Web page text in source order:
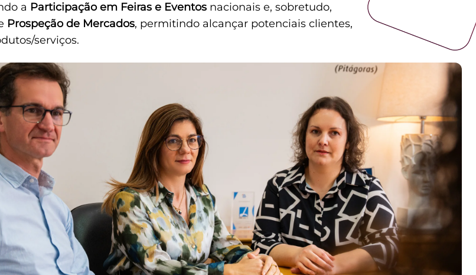
a Participação em Feiras e Eventosnacionais e, sobretudo,
Prospeção de Mercados, permitindo alcançar potenciais clientes,
serviços.